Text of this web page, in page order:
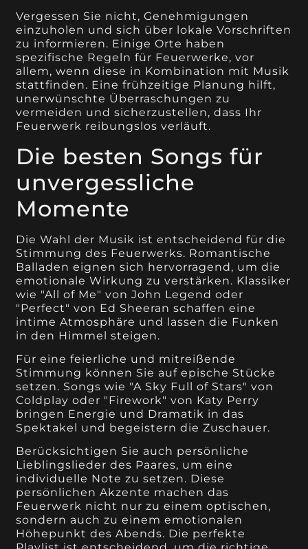
Vergessen Sie nicht, Genehmigungen
einzuholen und sich über lokale Vorschriften
zu informieren. Einige Orte haben
spezifische Regeln für Feuerwerke, vor
allem, wenn diese in Kombination mit Musik
stattfinden. Eine frühzeitige Planung hilft,
unerwünschte Überraschungen zu
vermeiden und sicherzustellen, dass Ihr
Feuerwerk reibungslos verläuft.
Die besten Songs für
unvergessliche
Momente
Die Wahl der Musik ist entscheidend für die
Stimmung des Feuerwerks. Romantische
Balladen eignen sich hervorragend, um die
emotionale Wirkung zu verstärken. Klassiker
wie "All of Me" von John Legend oder
"Perfect" von Ed Sheeran schaffen eine
intime Atmosphäre und lassen die Funken
in den Himmel steigen.
Für eine feierliche und mitreißende
Stimmung können Sie auf epische Stücke
setzen. Songs wie "A Sky Full of Stars" von
Coldplay oder "Firework" von Katy Perry
bringen Energie und Dramatik in das
Spektakel und begeistern die Zuschauer.
Berücksichtigen Sie auch persönliche
Lieblingslieder des Paares, um eine
individuelle Note zu setzen. Diese
persönlichen Akzente machen das
Feuerwerk nicht nur zu einem optischen,
sondern auch zu einem emotionalen
Höhepunkt des Abends. Die perfekte